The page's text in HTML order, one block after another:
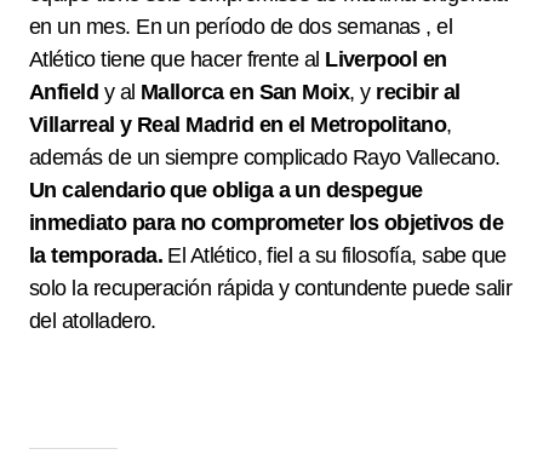
en un mes. En un período de dos semanas , el
Atlético tiene que hacer frente al Liverpool en
Anfield y al Mallorca en San Moix, y recibir al
Villarreal y Real Madrid en el Metropolitano,
además de un siempre complicado Rayo Vallecano.
Un calendario que obliga a un despegue
inmediato para no comprometer los objetivos de
la temporada.El Atlético, fiel a su filosofía, sabe que
solo la recuperación rápida y contundente puede salir
del atolladero.